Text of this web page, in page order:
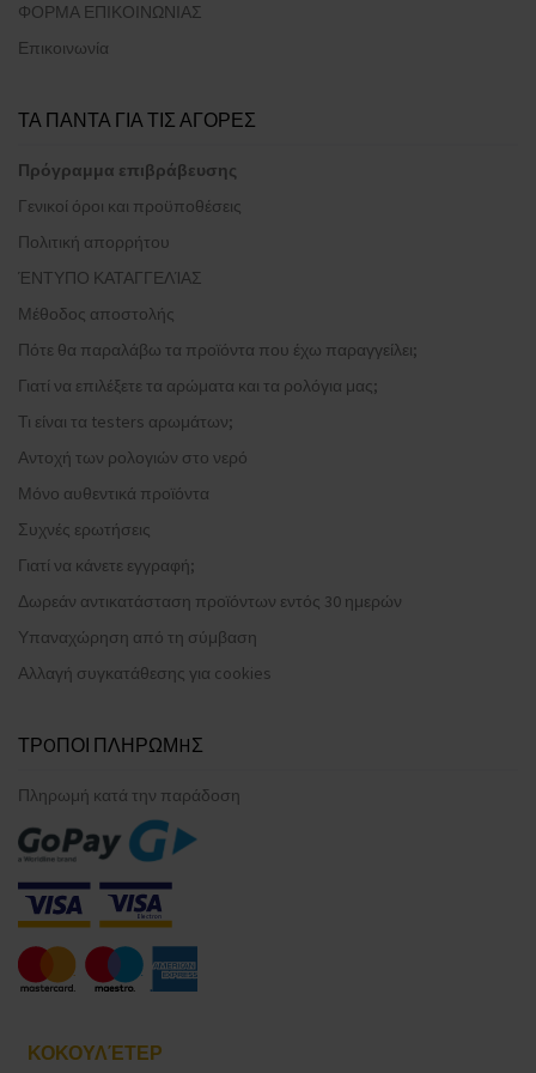
ΦΟΡΜΑ ΕΠΙΚΟΙΝΩΝΙΑΣ
Επικοινωνία
ΤΑ ΠΑΝΤΑ ΓΙΑ ΤΙΣ ΑΓΟΡΕΣ
Πρόγραμμα επιβράβευσης
Γενικοί όροι και προϋποθέσεις
Πολιτική απορρήτου
ΈΝΤΥΠΟ ΚΑΤΑΓΓΕΛΊΑΣ
Μέθοδος αποστολής
Πότε θα παραλάβω τα προϊόντα που έχω παραγγείλει;
Γιατί να επιλέξετε τα αρώματα και τα ρολόγια μας;
Τι είναι τα testers αρωμάτων;
Αντοχή των ρολογιών στο νερό
Μόνο αυθεντικά προϊόντα
Συχνές ερωτήσεις
Γιατί να κάνετε εγγραφή;
Δωρεάν αντικατάσταση προϊόντων εντός 30 ημερών
Υπαναχώρηση από τη σύμβαση
Αλλαγή συγκατάθεσης για cookies
ΤΡOΠΟΙ ΠΛΗΡΩΜHΣ
Πληρωμή κατά την παράδοση
ΚΟΚΟΥΛΈΤΕΡ